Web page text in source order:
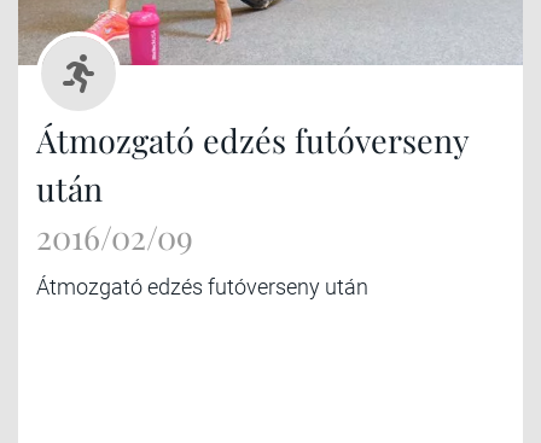
Átmozgató edzés futóverseny
után
2016/02/09
Átmozgató edzés futóverseny után